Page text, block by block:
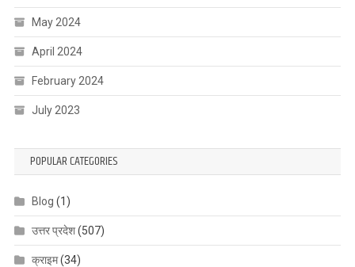
May 2024
April 2024
February 2024
July 2023
POPULAR CATEGORIES
Blog (1)
उत्तर प्रदेश(507)
क्राइम(34)